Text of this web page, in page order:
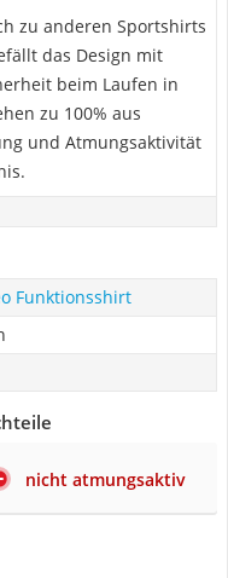
zu anderen Sportshirts
das Design mit
beim Laufen in
zu 100% aus
und Atmungsaktivität
Funktionsshirt
nicht atmungsaktiv